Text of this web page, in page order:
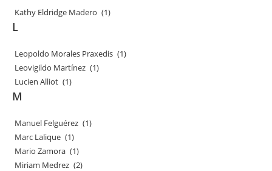
Kathy Eldridge Madero (1)
L
Leopoldo Morales Praxedis (1)
Leovigildo Martínez (1)
Lucien Alliot (1)
M
Manuel Felguérez (1)
Marc Lalique (1)
Mario Zamora (1)
Miriam Medrez (2)